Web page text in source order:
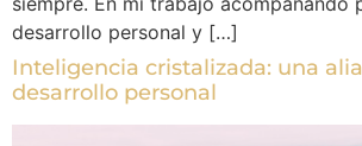
desarrollo personal y […]
Inteligencia cristalizada: una
desarrollo personal